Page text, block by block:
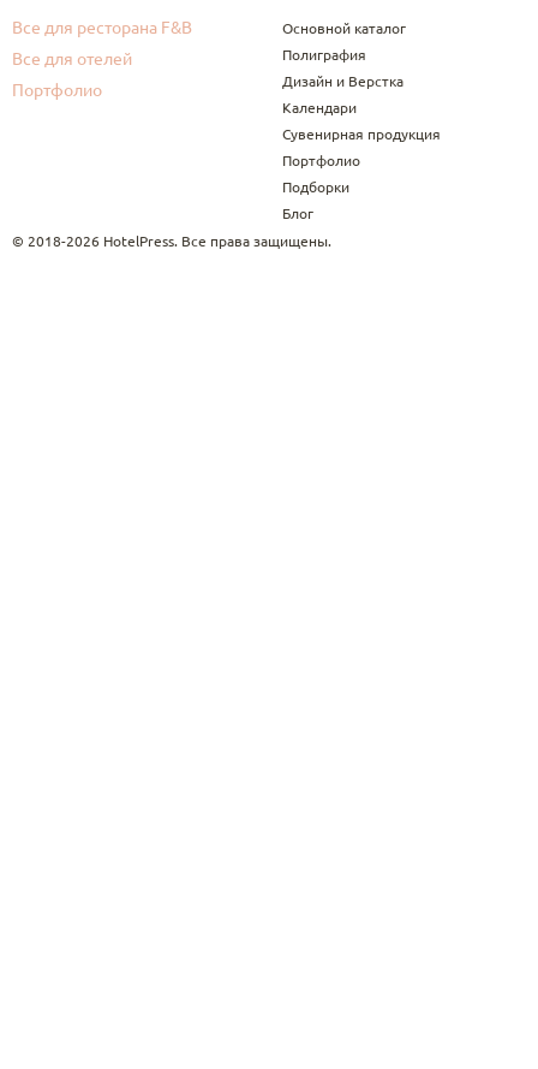
Все для ресторана F&B
Все для отелей
Портфолио
Основной каталог
Полиграфия
Дизайн и Верстка
Календари
Сувенирная продукция
Портфолио
Подборки
Блог
© 2018-2026 HotelPress. Все права защищены.